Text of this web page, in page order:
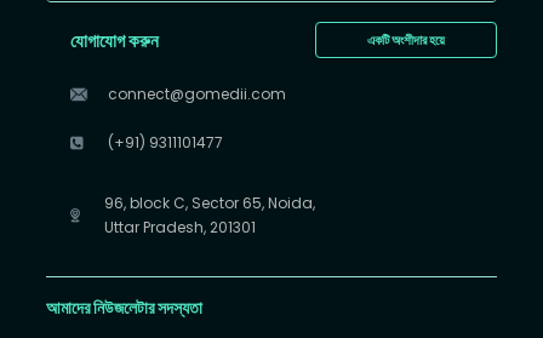
একটি অংশীদার হয়ে
যোগাযোগ করুন
connect@gomedii.com
(+91) 9311101477
96, block C, Sector 65, Noida,
Uttar Pradesh, 201301
আমাদের নিউজলেটার সদস্যতা